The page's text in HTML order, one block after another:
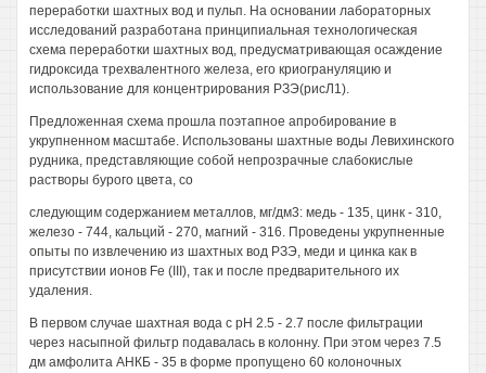
переработки шахтных вод и пульп. На основании лабораторных
исследований разработана принципиальная технологическая
схема переработки шахтных вод, предусматривающая осаждение
гидроксида трехвалентного железа, его криогрануляцию и
использование для концентрирования РЗЭ(рисЛ1).
Предложенная схема прошла поэтапное апробирование в
укрупненном масштабе. Использованы шахтные воды Левихинского
рудника, представляющие собой непрозрачные слабокислые
растворы бурого цвета, со
следующим содержанием металлов, мг/дм3: медь - 135, цинк - 310,
железо - 744, кальций - 270, магний - 316. Проведены укрупненные
опыты по извлечению из шахтных вод РЗЭ, меди и цинка как в
присутствии ионов Fe (III), так и после предварительного их
удаления.
В первом случае шахтная вода с рН 2.5 - 2.7 после фильтрации
через насыпной фильтр подавалась в колонну. При этом через 7.5
дм амфолита АНКБ - 35 в форме пропущено 60 колоночных